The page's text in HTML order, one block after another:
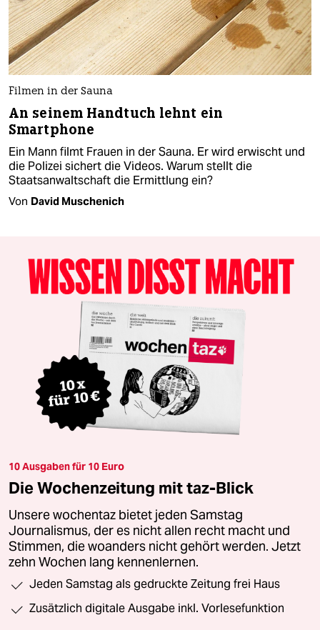
Filmen in der Sauna
An seinem Handtuch lehnt ein
Smartphone
Ein Mann filmt Frauen in der Sauna. Er wird erwischt und
die Polizei sichert die Videos. Warum stellt die
Staatsanwaltschaft die Ermittlung ein?
Von David Muschenich
10 Ausgaben für 10 Euro
Die Wochenzeitung mit taz-Blick
Unsere wochentaz bietet jeden Samstag
Journalismus, der es nicht allen recht macht und
Stimmen, die woanders nicht gehört werden. Jetzt
zehn Wochen lang kennenlernen.
Jeden Samstag als gedruckte Zeitung frei Haus
Zusätzlich digitale Ausgabe inkl. Vorlesefunktion